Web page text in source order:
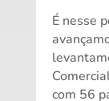
É nesse
com 56